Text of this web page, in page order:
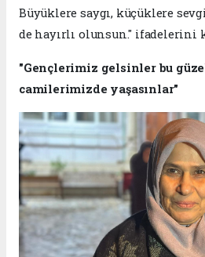
Büyüklere saygı, küçüklere
de hayırlı olunsun." ifadelerini
"Gençlerimiz gelsinler bu
camilerimizde yaşasınlar"